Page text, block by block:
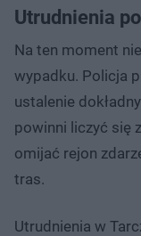
Utrudnienia
Na ten moment
wypadku. Policja
ustalenie
powinni liczyć się
omijać rejon
tras.
Utrudnienia w